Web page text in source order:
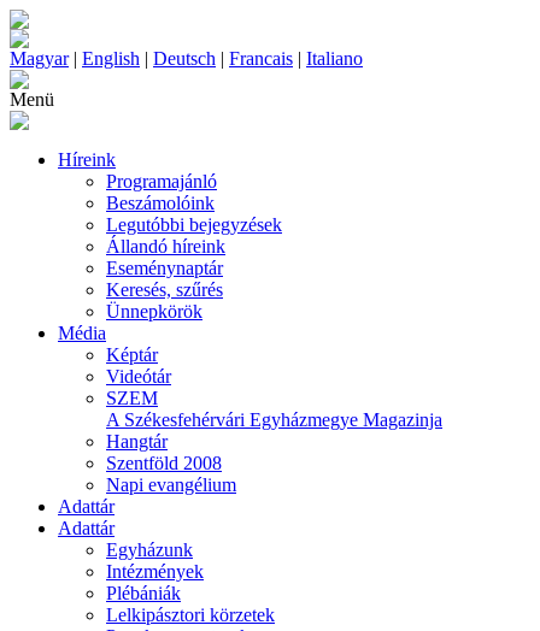
Magyar| English | Deutsch | Francais | Italiano
Menü
Híreink
Programajánló
Beszámolóink
Legutóbbi bejegyzések
Állandó híreink
Eseménynaptár
Keresés, szűrés
Ünnepkörök
Média
Képtár
Videótár
SZEM
A Székesfehérvári Egyházmegye Magazinja
Hangtár
Szentföld 2008
Napi evangélium
Adattár
Adattár
Egyházunk
Intézmények
Plébániák
Lelkipásztori körzetek